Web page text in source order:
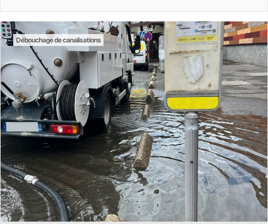
Débouchage de canalisations